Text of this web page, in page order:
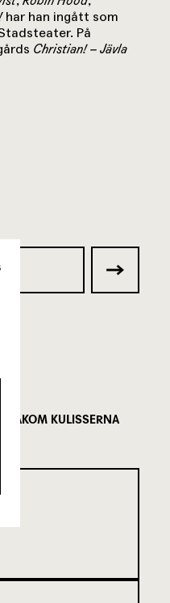
har han ingått som
På
Christian! – Jävla
BAKOM KULISSERNA